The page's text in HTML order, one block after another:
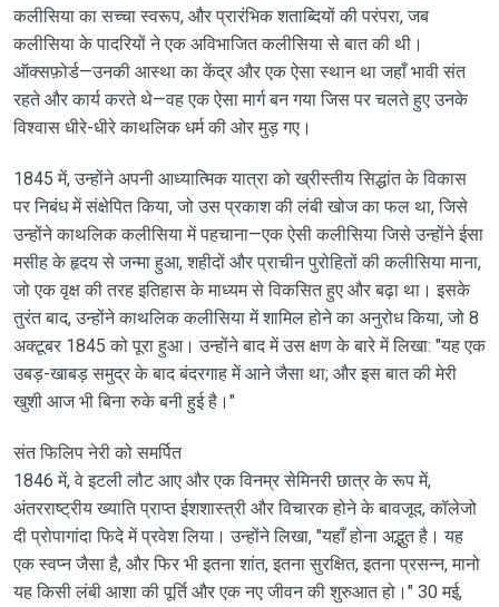
कलीसिया का सच्चा स्वरूप, और प्रारंभिक शताब्दियों की परंपरा, जब
कलीसिया के पादरियों ने एक अविभाजित कलीसिया से बात की थी।
ऑक्सफ़ोर्ड—उनकी आस्था का केंद्र और एक ऐसा स्थान था जहाँ भावी संत
रहते और कार्य करते थे—वह एक ऐसा मार्ग बन गया जिस पर चलते हुए उनके
विश्वास धीरे-धीरे काथलिक धर्म की ओर मुड़ गए।
1845 में, उन्होंने अपनी आध्यात्मिक यात्रा को ख्रीस्तीय सिद्धांत के विकास
पर निबंध में संक्षेपित किया, जो उस प्रकाश की लंबी खोज का फल था, जिसे
उन्होंने काथलिक कलीसिया में पहचाना—एक ऐसी कलीसिया जिसे उन्होंने ईसा
मसीह के हृदय से जन्मा हुआ, शहीदों और प्राचीन पुरोहितों की कलीसिया माना,
जो एक वृक्ष की तरह इतिहास के माध्यम से विकसित हुए और बढ़ा था। इसके
तुरंत बाद, उन्होंने काथलिक कलीसिया में शामिल होने का अनुरोध किया, जो 8
अक्टूबर 1845 को पूरा हुआ। उन्होंने बाद में उस क्षण के बारे में लिखा: "यह एक
उबड़-खाबड़ समुद्र के बाद बंदरगाह में आने जैसा था; और इस बात की मेरी
खुशी आज भी बिना रुके बनी हुई है।"
संत फिलिप नेरी को समर्पित
1846 में, वे इटली लौट आए और एक विनम्र सेमिनरी छात्र के रूप में,
अंतरराष्ट्रीय ख्याति प्राप्त ईशशास्त्री और विचारक होने के बावजूद, कॉलेजो
दी प्रोपागांदा फिदे में प्रवेश लिया। उन्होंने लिखा, "यहाँ होना अद्भुत है। यह
एक स्वप्न जैसा है, और फिर भी इतना शांत, इतना सुरक्षित, इतना प्रसन्न, मानो
यह किसी लंबी आशा की पूर्ति और एक नए जीवन की शुरुआत हो।" 30 मई,